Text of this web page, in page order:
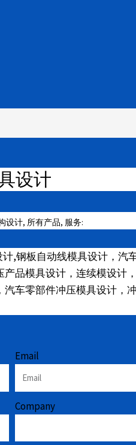
设计
设计, 所有产品, 服务:
计,钢板自动线模具设计，汽
品模具设计，连续模设计
车零部件冲压模具设计，
Email
Company